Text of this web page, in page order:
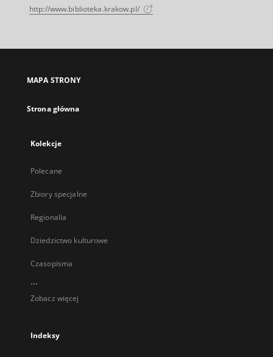
http://www.biblioteka.krakow.pl/
MAPA STRONY
Strona główna
Kolekcje
Polecane
Zbiory specjalne
Regionalia
Dziedzictwo kulturowe
Czasopisma
...
Zobacz więcej
Indeksy